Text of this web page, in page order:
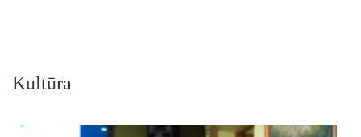
Kultūra